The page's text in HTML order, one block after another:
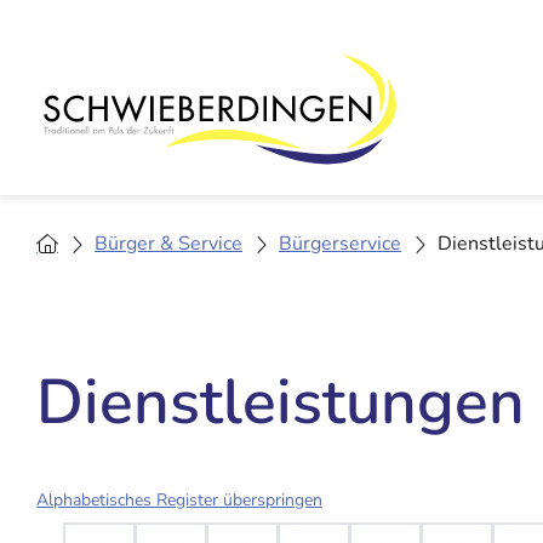
Bürger & Service Bürgerservice
Dienstleistungen
Alphabetisches Register überspringen